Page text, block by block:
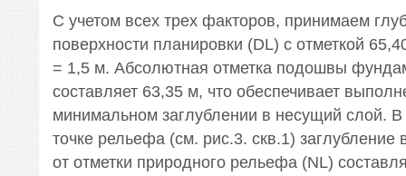
С учетом всех трех факторов, принимаем
поверхности планировки (DL) с отметкой
= 1,5 м. Абсолютная отметка подошвы
составляет 63,35 м, что обеспечивает
минимальном заглублении в несущий слой. В
точке рельефа (см. рис.3. скв.1) заглубление
от отметки природного рельефа (NL)